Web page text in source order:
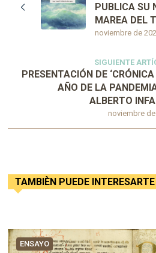
noviembre de
PUBLICA SU
MAREA DEL
SIGUIENTE
noviembre
PRESENTACIÓN DE
AÑO DE LA
ALBERTO
TAMBIÈN PUEDE INTERESARTE
ENSAYO